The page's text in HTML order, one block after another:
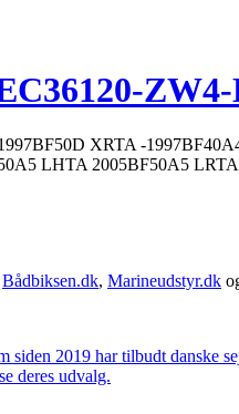
ZW4-
XRTA -
LHTA 2005BF50A5
Bådbiksen.dk, Marineudstyr.dk
siden 2019 har tilbudt danske
deres udvalg.